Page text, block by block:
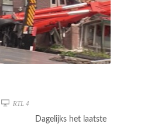
RTL 4
Dagelijks het laatste